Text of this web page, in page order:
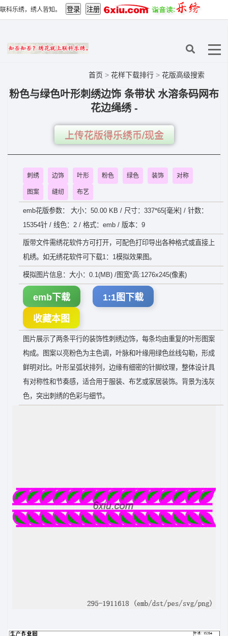
联科乐绣，绣人皆知。
首页 > 花样下载排行 > 花版高级搜索
粉色与绿色叶形刺绣边饰 条带状 水溶条码网布
花边绳绣 -
上传花版得乐绣币/现金
刺绣 边饰 叶形 粉色 绿色 装饰 对称
图案 缝纫 布艺
emb花版参数： 大小：50.00 KB / 尺寸：337*65[毫米] / 针数：
15354针 / 线色：2 / 格式：emb / 版本：9
版带文件需绣花软件方可打开，可配色打印导出各种格式或直接上
机绣。如无绣花软件可下载1：1模拟效果图。
模拟图片信息：大小：0.1(MB) /图宽*高:1276x245(像素)
emb下载 1:1图下载
收藏本图
图片展示了两条平行的装饰性刺绣边饰，每条均由重复的叶形图案
构成。图案以亮粉色为主色调，叶脉和叶缘用绿色丝线勾勒，形成
鲜明对比。叶形呈弧状排列，边缘有细密的针脚纹理，整体设计具
有对称性和节奏感，适合用于服装、布艺或家居装饰。背景为浅灰
色，突出刺绣的色彩与细节。